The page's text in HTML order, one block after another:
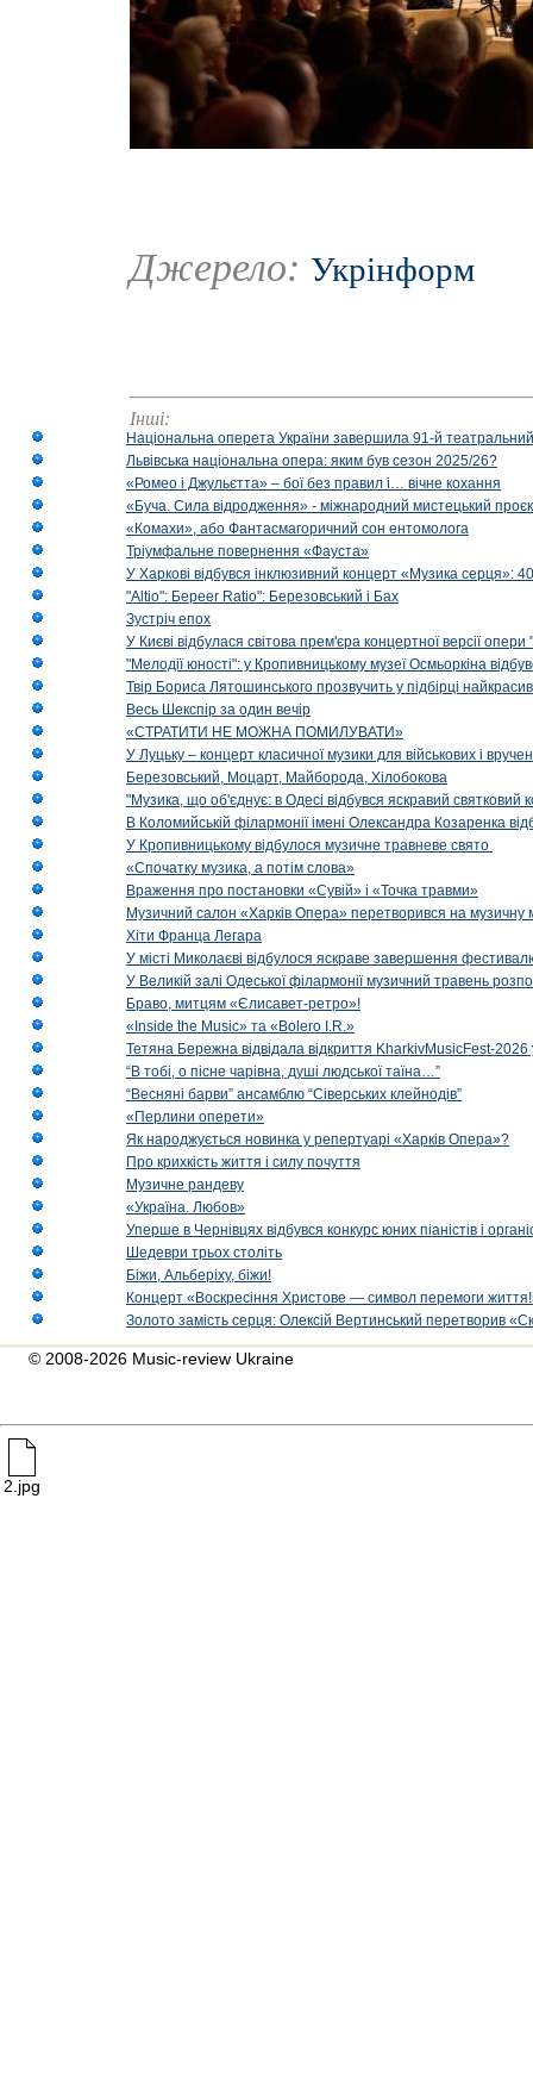
Джерело: Укрінформ
Інші:
Національна оперета України завершила 91-й
Львівська національна опера: яким був сезон 2025/26?
«Ромео і Джульєтта» – бої без правил і… вічне кохання
«Буча. Сила відродження» - міжнародний мистецький
«Комахи», або Фантасмагоричний сон ентомолога
Тріумфальне повернення «Фауста»
У Харкові відбувся інклюзивний концерт «Музика серця»:
"Altio": Береer Ratio": Березовський і Бах
Зустріч епох
У Києві відбулася світова прем'єра концертної версії
"Мелодії юності": у Кропивницькому музеї Осмьоркіна
Твір Бориса Лятошинського прозвучить у підбірці
Весь Шекспір за один вечір
«СТРАТИТИ НЕ МОЖНА ПОМИЛУВАТИ»
У Луцьку – концерт класичної музики для військових і
Березовський, Моцарт, Майборода, Хілобокова
"Музика, що об'єднує: в Одесі відбувся яскравий
В Коломийській філармонії імені Олександра Козаренка
У Кропивницькому відбулося музичне травневе свято
«Спочатку музика, а потім слова»
Враження про постановки «Сувій» і «Точка травми»
Музичний салон «Харків Опера» перетворився на музичну
Хіти Франца Легара
У місті Миколаєві відбулося яскраве завершення
У Великій залі Одеської філармонії музичний травень
Браво, митцям «Єлисавет-ретро»!
«Inside the Music» та «Bolero I.R.»
Тетяна Бережна відвідала відкриття KharkivMusicFest-2026
“В тобі, о пісне чарівна, душі людської таїна…”
“Весняні барви” ансамблю “Сіверських клейнодів”
«Перлини оперети»
Як народжується новинка у репертуарі «Харків Опера»?
Про крихкість життя і силу почуття
Музичне рандеву
«Україна. Любов»
Уперше в Чернівцях відбувся конкурс юних піаністів і
Шедеври трьох століть
Біжи, Альберіху, біжи!
Концерт «Воскресіння Христове — символ перемоги
Золото замість серця: Олексій Вертинський перетворив
© 2008-2026 Music-review Ukraine
2.jpg